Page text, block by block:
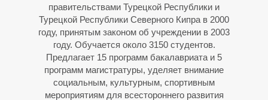
правительствами Турецкой Республики и
Турецкой Республики Северного Кипра в 2000
году, принятым законом об учреждении в 2003
году. Обучается около 3150 студентов.
Предлагает 15 программ бакалавриата и 5
программ магистратуры, уделяет внимание
социальным, культурным, спортивным
мероприятиям для всестороннего развития